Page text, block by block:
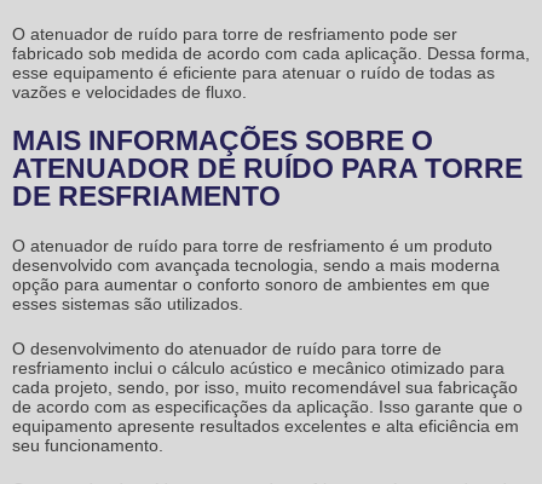
O atenuador de ruído para torre de resfriamento pode ser
fabricado sob medida de acordo com cada aplicação. Dessa forma,
esse equipamento é eficiente para atenuar o ruído de todas as
vazões e velocidades de fluxo.
MAIS INFORMAÇÕES SOBRE O
ATENUADOR DE RUÍDO PARA TORRE
DE RESFRIAMENTO
O atenuador de ruído para torre de resfriamento é um produto
desenvolvido com avançada tecnologia, sendo a mais moderna
opção para aumentar o conforto sonoro de ambientes em que
esses sistemas são utilizados.
O desenvolvimento do atenuador de ruído para torre de
resfriamento inclui o cálculo acústico e mecânico otimizado para
cada projeto, sendo, por isso, muito recomendável sua fabricação
de acordo com as especificações da aplicação. Isso garante que o
equipamento apresente resultados excelentes e alta eficiência em
seu funcionamento.